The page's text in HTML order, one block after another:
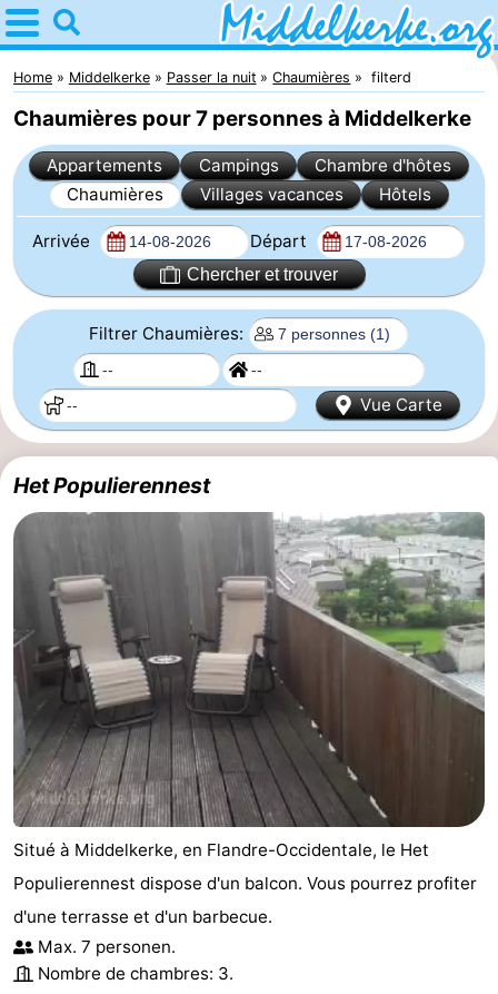
Home
Middelkerke
Astuces
Avec
enfants
la
nuit
Appartements
-
Holiday
Suites
Nieuwpoort
Holiday
Suites
Westende
Campings
Chambre
d'hôtes
Chaumières
Nieuwpoort
-
Oostduinkerke
aan
zee
-
Westende
Hôtels
Last
minutes
Plages
Voir
et
faire
Lieux
d'intérêt
-
Home Middelkerke Passer la nuit Chaumières filterd
Chaumières pour 7 personnes à Middelkerke
Appartements Campings
Chambre d'hôtes
Chaumières
Villages vacances Hôtels
Arrivée Départ
Chercher et trouver
Filtrer Chaumières:
Vue Carte
Het Populierennest
Situé à Middelkerke, en Flandre-Occidentale, le Het
Populierennest dispose d'un balcon. Vous pourrez profiter
d'une terrasse et d'un barbecue.
Max. 7 personen.
Nombre de chambres: 3.